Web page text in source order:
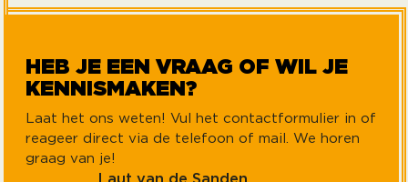
HEB JE EEN VRAAG OF WIL JE
KENNISMAKEN?
Laat het ons weten! Vul het contactformulier in of
reageer direct via de telefoon of mail. We horen
graag van je!